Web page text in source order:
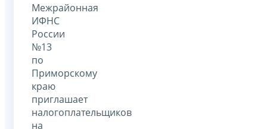
Межрайонная
ИФНС
России
№13
по
Приморскому
краю
приглашает
налогоплательщиков
на